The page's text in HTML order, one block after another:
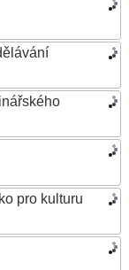
pro kulturu